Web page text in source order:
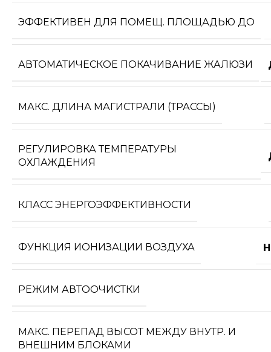
ЭФФЕКТИВЕН ДЛЯ ПОМЕЩ. ПЛОЩАДЬЮ ДО
АВТОМАТИЧЕСКОЕ ПОКАЧИВАНИЕ ЖАЛЮЗИ
МАКС. ДЛИНА МАГИСТРАЛИ (ТРАССЫ)
РЕГУЛИРОВКА ТЕМПЕРАТУРЫ
ОХЛАЖДЕНИЯ
КЛАСС ЭНЕРГОЭФФЕКТИВНОСТИ
ФУНКЦИЯ ИОНИЗАЦИИ ВОЗДУХА
РЕЖИМ АВТООЧИСТКИ
МАКС. ПЕРЕПАД ВЫСОТ МЕЖДУ ВНУТР. И
ВНЕШНИМ БЛОКАМИ